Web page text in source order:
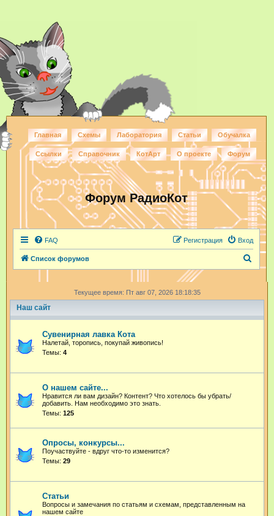
Главная Схемы Лаборатория Статьи Обучалка
Ссылки Справочник КотАрт О проекте Форум
Форум РадиоКот
FAQ Вход
Регистрация
Список форумов
с
Текущее время: Пт авг 07, 2026 18:18:35
Наш сайт
Сувенирная лавка Кота
Налетай, торопись, покупай живопись!
Темы: 4
О нашем сайте...
Нравится ли вам дизайн? Контент? Что хотелось бы убрать/
добавить. Нам необходимо это знать.
Темы: 125
Опросы, конкурсы...
Поучаствуйте - вдруг что-то изменится?
Темы: 29
Статьи
Вопросы и замечания по статьям и схемам, представленным на
нашем сайте